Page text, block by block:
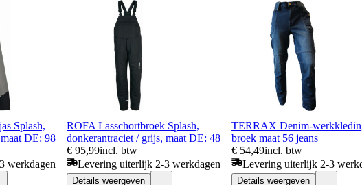
Splash,
DE: 98
werkdagen
ROFA Lasschortbroek Splash,
donkerantraciet / grijs, maat DE: 48
€ 95,99incl. btw
Levering uiterlijk 2-3 werkdagen
Details weergeven
TERRAX Denim-
broek maat 56 jeans
€ 54,49incl. btw
Levering uiterlijk 2-3
Details weergeven